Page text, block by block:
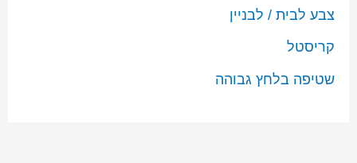
צבע לבית / לבניין
קריסטל
שטיפה בלחץ גבוהה